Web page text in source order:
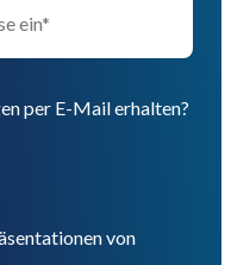
per E-Mail erhalten?
von